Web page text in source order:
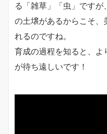
る「雑草」「虫」です
の土壌があるからこそ、
れるのですね。
育成の過程を知ると、よ
が待ち遠しいです！